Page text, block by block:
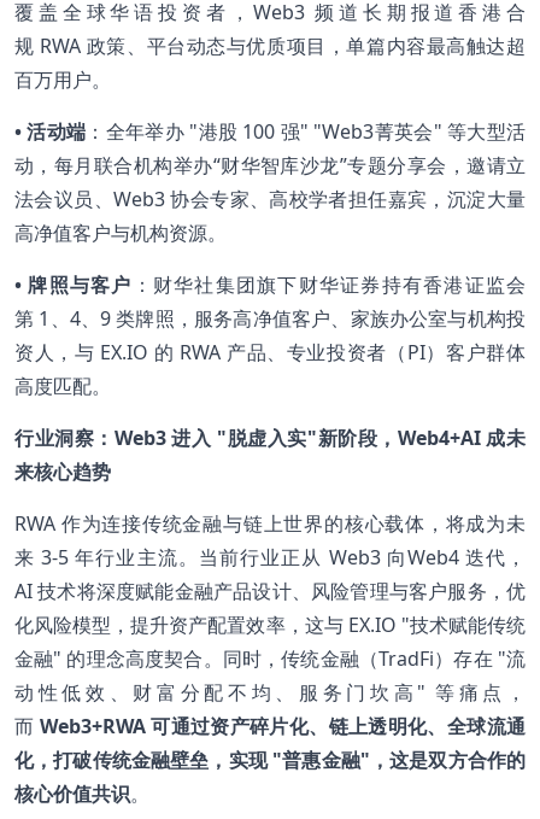
覆盖全球华语投资者，Web3 频道长期报道香港合
规 RWA 政策、平台动态与优质项目，单篇内容最高触达超
百万用户。
• 活动端 ：全年举办 "港股 100 强" "Web3菁英会" 等大型活
动，每月联合机构举办“财华智库沙龙”专题分享会，邀请立
法会议员、Web3 协会专家、高校学者担任嘉宾，沉淀大量
高净值客户与机构资源。
• 牌照与客户 ：财华社集团旗下财华证券持有香港证监会
第 1、4、9 类牌照，服务高净值客户、家族办公室与机构投
资人，与 EX.IO 的 RWA 产品、专业投资者（PI）客户群体
高度匹配。
行业洞察：Web3 进入 "脱虚入实"新阶段，Web4+AI 成未
来核心趋势
RWA 作为连接传统金融与链上世界的核心载体，将成为未
来 3-5 年行业主流。当前行业正从 Web3 向Web4 迭代，
AI 技术将深度赋能金融产品设计、风险管理与客户服务，优
化风险模型，提升资产配置效率，这与 EX.IO "技术赋能传统
金融" 的理念高度契合。同时，传统金融（TradFi）存在 "流
动性低效、财富分配不均、服务门坎高" 等痛点，
而 Web3+RWA 可通过资产碎片化、链上透明化、全球流通
化，打破传统金融壁垒，实现 "普惠金融"，这是双方合作的
核心价值共识。